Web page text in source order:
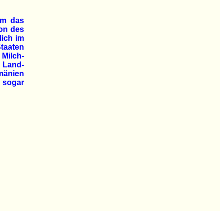
das
des
im
sogar